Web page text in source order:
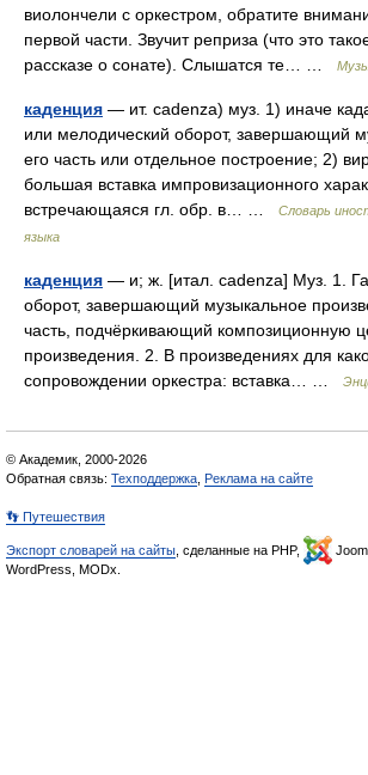
виолончели с оркестром, обратите
первой части. Звучит реприза (что это
рассказе о сонате). Слышатся те… …
каденция — ит. cadenza) муз. 1) иначе
или мелодический оборот, завершающий
его часть или отдельное построение; 2)
большая вставка импровизационного
встречающаяся гл. обр. в… …
Словарь
языка
каденция — и; ж. [итал. cadenza] Муз. 1.
оборот, завершающий музыкальное
часть, подчёркивающий композиционную
произведения. 2. В произведениях для
сопровождении оркестра: вставка… …
© Академик, 2000-2026
Обратная связь: Техподдержка Реклама на сайте
👣 Путешествия
Экспорт словарей на сайты , сделанные на PHP,
WordPress, MODx.